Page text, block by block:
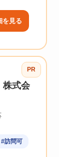
を見る
PR
式会
#訪問可